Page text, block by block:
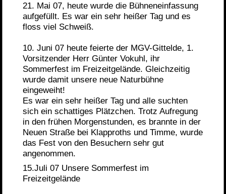
21. Mai 07, heute wurde die Bühneneinfassung
aufgefüllt. Es war ein sehr heißer Tag und es
floss viel Schweiß.
10. Juni 07 heute feierte der MGV-Gittelde, 1.
Vorsitzender Herr Günter Vokuhl, ihr
Sommerfest im Freizeitgelände. Gleichzeitig
wurde damit unsere neue Naturbühne
eingeweiht!
Es war ein sehr heißer Tag und alle suchten
sich ein schattiges Plätzchen. Trotz Aufregung
in den frühen Morgenstunden, es brannte in der
Neuen Straße bei Klapproths und Timme, wurde
das Fest von den Besuchern sehr gut
angenommen.
15.Juli 07 Unsere Sommerfest im
Freizeitgelände